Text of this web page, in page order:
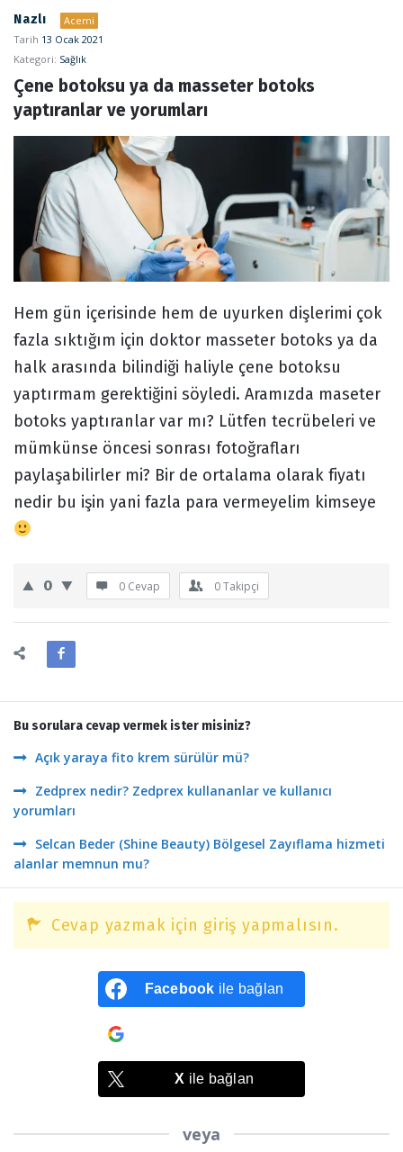
Sosyal
Kaynak
Latest
Forum
Nazlı
Acemi
Tarih 13 Ocak 2021
Kategori: Sağlık
Çene botoksu ya da masseter botoks
yaptıranlar ve yorumları
Hem gün içerisinde hem de uyurken dişlerimi çok
fazla sıktığım için doktor masseter botoks ya da
halk arasında bilindiği haliyle çene botoksu
yaptırmam gerektiğini söyledi. Aramızda maseter
botoks yaptıranlar var mı? Lütfen tecrübeleri ve
mümkünse öncesi sonrası fotoğrafları
paylaşabilirler mi? Bir de ortalama olarak fiyatı
nedir bu işin yani fazla para vermeyelim kimseye
0 0 Cevap 0Takipçi
Bu sorulara cevap vermek ister misiniz?
Açık yaraya fito krem sürülür mü?
Zedprex nedir? Zedprex kullananlar ve kullanıcı
yorumları
Selcan Beder (Shine Beauty) Bölgesel Zayıflama hizmeti
alanlar memnun mu?
Cevap yazmak için giriş yapmalısın.
Facebook ile bağlan
X ile bağlan
veya